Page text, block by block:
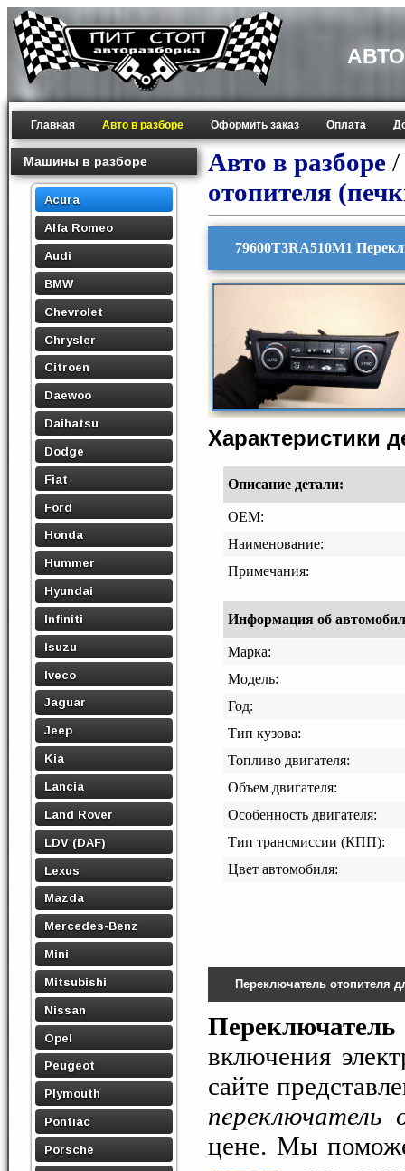
Главная Авто в разборе Оформить заказ Оплата
Машины в разборе
Acura
Alfa Romeo
Audi
BMW
Chevrolet
Chrysler
Citroen
Daewoo
Daihatsu
Dodge
Fiat
Ford
Honda
Hummer
Hyundai
Infiniti
Isuzu
Iveco
Jaguar
Jeep
Kia
Lancia
Land Rover
LDV (DAF)
Lexus
Mazda
Mercedes-Benz
Mini
Mitsubishi
Nissan
Opel
Peugeot
Plymouth
Pontiac
Porsche
Авто в разборе /
отопителя
79600T3RA510M1
Характеристики
Описание детали:
OEM:
Наименование:
Примечания:
Информация об
Марка:
Модель:
Год:
Тип кузова:
Топливо двигателя:
Объем двигателя:
Особенность двигателя:
Тип трансмиссии (КПП):
Цвет автомобиля:
Переключатель отопителя
включения
сайте
переключатель
цене. Мы